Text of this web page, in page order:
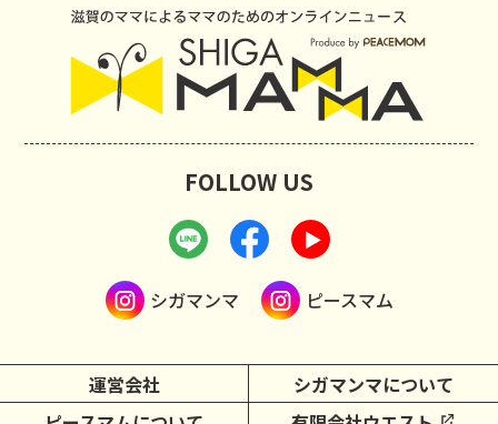
運営会社
シガマンマについて
FOLLOW US
シガマンマ ピースマム